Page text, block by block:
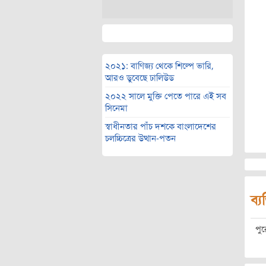
২০২১: বাণিজ্য থেকে শিল্পে ভারি,
আরও ডুবেছে ঢালিউড
২০২২ সালে মুক্তি পেতে পারে এই সব
সিনেমা
স্বাধীনতার পাঁচ দশকে বাংলাদেশের
চলচ্চিত্রের উত্থান-পতন